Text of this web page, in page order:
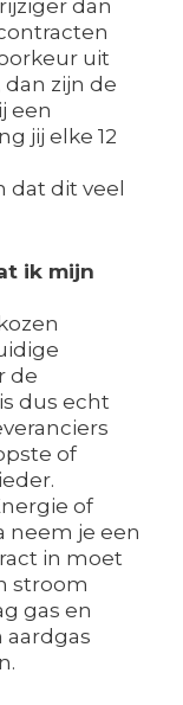
dan
uit
zijn de
een
jij elke 12
dat dit veel
ik mijn
de
dus echt
of
of
neem je een
in moet
stroom
gas en
aardgas